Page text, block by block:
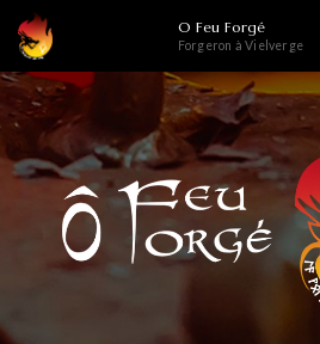
contenu
principal
O Feu Forgé
Forgeron à Vielverge